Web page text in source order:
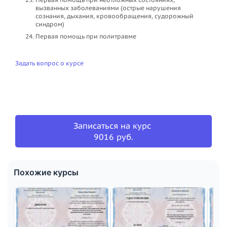
вызванных заболеваниями (острые нарушения
сознания, дыхания, кровообращения, судорожный
синдром)
Первая помощь при политравме
Задать вопрос о курсе
Записаться на курс
9016 руб.
Похожие курсы